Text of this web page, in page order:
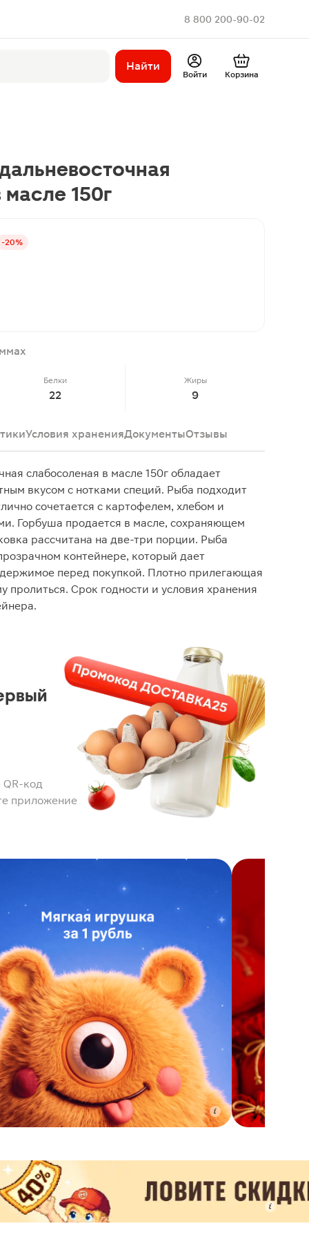
8 800 200-90-02
Найти
Войти Корзина
150г
-20%
Белки
22
Жиры
9
Условия храненияДокументыОтзывы
слабосоленая в масле 150г обладает
вкусом с нотками специй. Рыба подходит
сочетается с картофелем, хлебом и
Горбуша продается в масле, сохраняющем
рассчитана на две-три порции. Рыба
контейнере, который дает
перед покупкой. Плотно прилегающая
Срок годности и условия хранения
код
приложение